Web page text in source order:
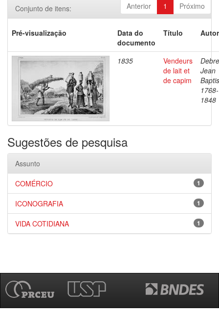
Anterior 1 Próximo
Conjunto de itens:
Pré-visualização
Data do
documento
Título
1835
Vendeurs
de lait et
de capim
Jean
1768-
1848
Sugestões de pesquisa
Assunto
1
COMÉRCIO
1
ICONOGRAFIA
1
VIDA COTIDIANA